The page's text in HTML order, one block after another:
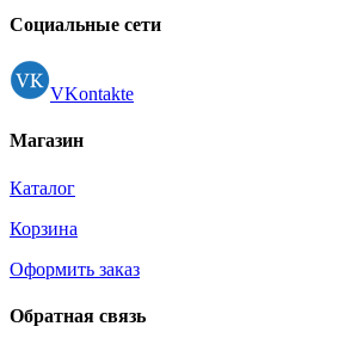
Регистрация
Социальные сети
VKontakte
Магазин
Каталог
Корзина
Оформить заказ
Обратная связь